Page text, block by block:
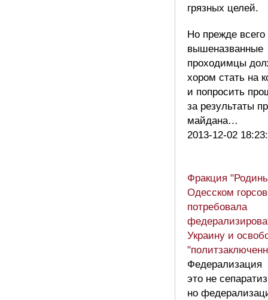
грязных целей.
Но прежде всего
вышеназванные
проходимцы
хором стать на
и попросить
за результаты
майдана…
2013-12-02
Фракция
Одесском
потребовала
Украину и
Федерализация
это не
но